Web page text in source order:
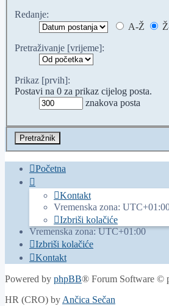
Redanje:
A-Ž
Pretraživanje [vrijeme]:
Prikaz [prvih]:
Postavi na 0 za prikaz cijelog posta.
znakova posta
Početna
Kontakt
Vremenska zona:
Izbriši kolačiće
Vremenska zona:UTC+01:00
Izbriši kolačiće
Kontakt
Powered by phpBB® Forum Software ©
HR (CRO) by Ančica Sečan